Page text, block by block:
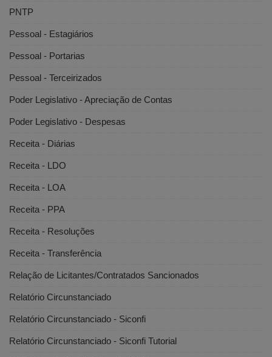
PNTP
Pessoal - Estagiários
Pessoal - Portarias
Pessoal - Terceirizados
Poder Legislativo - Apreciação de Contas
Poder Legislativo - Despesas
Receita - Diárias
Receita - LDO
Receita - LOA
Receita - PPA
Receita - Resoluções
Receita - Transferência
Relação de Licitantes/Contratados Sancionados
Relatório Circunstanciado
Relatório Circunstanciado - Siconfi
Relatório Circunstanciado - Siconfi Tutorial